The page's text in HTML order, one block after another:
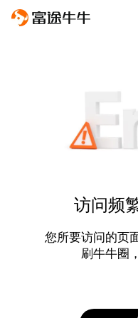
访问频
您所要访问的页
刷牛牛圈